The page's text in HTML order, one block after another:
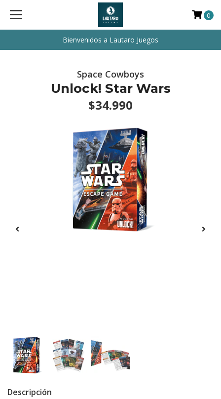
Bienvenidos a Lautaro Juegos
0
Space Cowboys
Unlock! Star Wars
$34.990
Descripción